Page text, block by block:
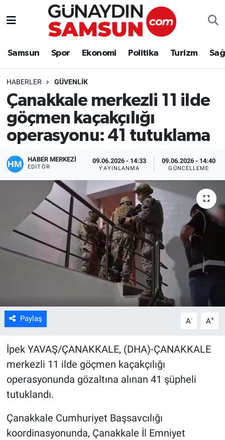
Samsun Spor Ekonomi Politika Turizm
HABERLER GÜVENLIK
Çanakkale merkezli 11 ilde
göçmen kaçakçılığı
operasyonu: 41 tutuklama
HABER MERKEZİ
EDITÖR
09.06.2026 - 14:33
YAYINLANMA
09.06.2026 - 14:40
GÜNCELLEME
Paylaş A- A+
İpek YAVAŞ/ÇANAKKALE, (DHA)-ÇANAKKALE
merkezli 11 ilde göçmen kaçakçılığı
operasyonunda gözaltına alınan 41 şüpheli
tutuklandı.
Çanakkale Cumhuriyet Başsavcılığı
koordinasyonunda, Çanakkale İl Emniyet
Samsun
Politika
Turizm
Sağlık
Eğitim
Yaşam
Kültür Sanat
Bilim ve Teknoloji
Nöbetçi Eczaneler
Süper Lig Puan Durumu ve Fikstür
Tüm Manşetler
Son Dakika Haberleri
Haber Arşivi